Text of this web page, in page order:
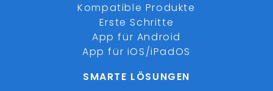
Kompatible Produkte
Erste Schritte
App für Android
App für iOS/iPadOS
SMARTE LÖSUNGEN